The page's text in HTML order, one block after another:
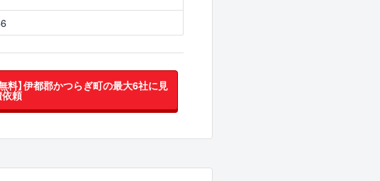
無料】伊都郡かつらぎ町の最大6社に見
頼